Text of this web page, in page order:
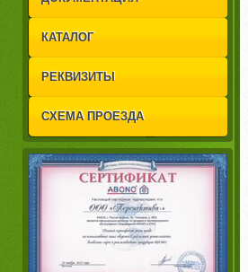
КАТАЛОГ
РЕКВИЗИТЫ
СХЕМА ПРОЕЗДА